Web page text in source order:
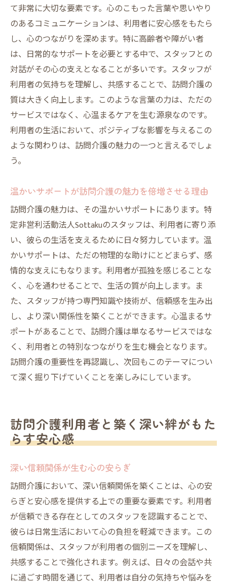
て非常に大切な要素です。心のこもった言葉や思いやり
のあるコミュニケーションは、利用者に安心感をもたら
し、心のつながりを深めます。特に高齢者や障がい者
は、日常的なサポートを必要とする中で、スタッフとの
対話がその心の支えとなることが多いです。スタッフが
利用者の気持ちを理解し、共感することで、訪問介護の
質は大きく向上します。このような言葉の力は、ただの
サービスではなく、心温まるケアを生む源泉なのです。
利用者の生活において、ポジティブな影響を与えるこの
ような関わりは、訪問介護の魅力の一つと言えるでしょ
う。
温かいサポートが訪問介護の魅力を倍増させる理由
訪問介護の魅力は、その温かいサポートにあります。特
定非営利活動法人Sottakuのスタッフは、利用者に寄り添
い、彼らの生活を支えるために日々努力しています。温
かいサポートは、ただの物理的な助けにとどまらず、感
情的な支えにもなります。利用者が孤独を感じることな
く、心を通わせることで、生活の質が向上します。ま
た、スタッフが持つ専門知識や技術が、信頼感を生み出
し、より深い関係性を築くことができます。心温まるサ
ポートがあることで、訪問介護は単なるサービスではな
く、利用者との特別なつながりを生む機会となります。
訪問介護の重要性を再認識し、次回もこのテーマについ
て深く掘り下げていくことを楽しみにしています。
訪問介護利用者と築く深い絆がもた
らす安心感
深い信頼関係が生む心の安らぎ
訪問介護において、深い信頼関係を築くことは、心の安
らぎと安心感を提供する上での重要な要素です。利用者
が信頼できる存在としてのスタッフを認識することで、
彼らは日常生活において心の負担を軽減できます。この
信頼関係は、スタッフが利用者の個別ニーズを理解し、
共感することで強化されます。例えば、日々の会話や共
に過ごす時間を通じて、利用者は自分の気持ちや悩みを